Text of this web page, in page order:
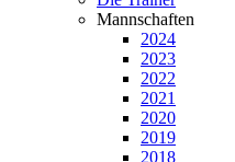
Mannschaften
2024
2023
2022
2021
2020
2019
2018